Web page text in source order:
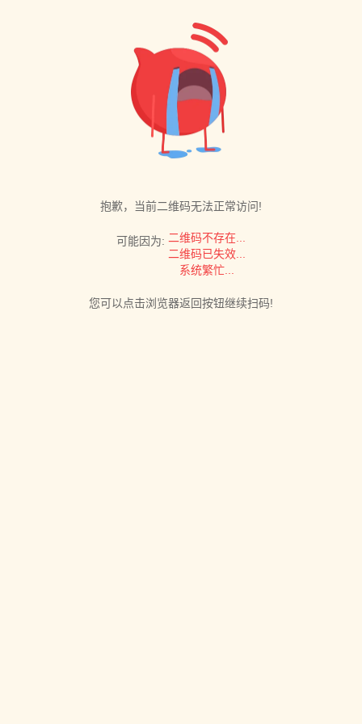
抱歉，当前二维码无法正常访问!
可能因为: 二维码不存在...
二维码已失效...
系统繁忙...
您可以点击浏览器返回按钮继续扫码!